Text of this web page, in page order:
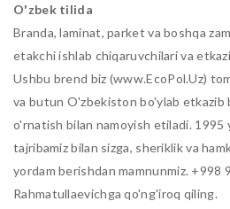
O'zbek tilida
Branda, laminat, parket va boshqa
etakchi ishlab chiqaruvchilari va
Ushbu brend biz (www.EcoPol.Uz)
va butun O'zbekiston bo'ylab etkazib
o'rnatish bilan namoyish etiladi. 1995
tajribamiz bilan sizga, sheriklik va
yordam berishdan mamnunmiz. +998
Rahmatullaevichga qo'ng'iroq qiling.